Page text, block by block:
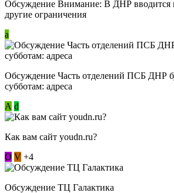
Обсуждение Внимание: В ДНР вводится
другие ограничения
a
Обсуждение Часть отделений ПСБ ДНР
субботам: адреса
А d
Как вам сайт youdn.ru?
О V +4
Обсуждение ТЦ Галактика